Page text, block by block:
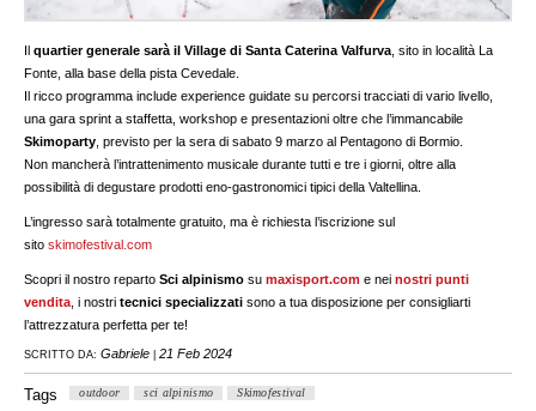
Ilquartier generale sarà il Village di Santa Caterina Valfurva, sito in località La
Fonte, alla base della pista Cevedale.
Il ricco programma include experience guidate su percorsi tracciati di vario livello,
una gara sprint a staffetta, workshop e presentazioni oltre che l’immancabile
Skimoparty, previsto per la sera di sabato 9 marzo al Pentagono di Bormio.
Non mancherà l’intrattenimento musicale durante tutti e tre i giorni, oltre alla
possibilità di degustare prodotti eno-gastronomici tipici della Valtellina.
L’ingresso sarà totalmente gratuito, ma è richiesta l’iscrizione sul
sitoskimofestival.com
Scopri il nostro reparto Sci alpinismo sumaxisport.com e neinostri punti
vendita, i nostritecnici specializzati sono a tua disposizione per consigliarti
l’attrezzatura perfetta per te!
SCRITTO DA: Gabriele 21 Feb 2024
Tags outdoor sci alpinismo Skimofestival